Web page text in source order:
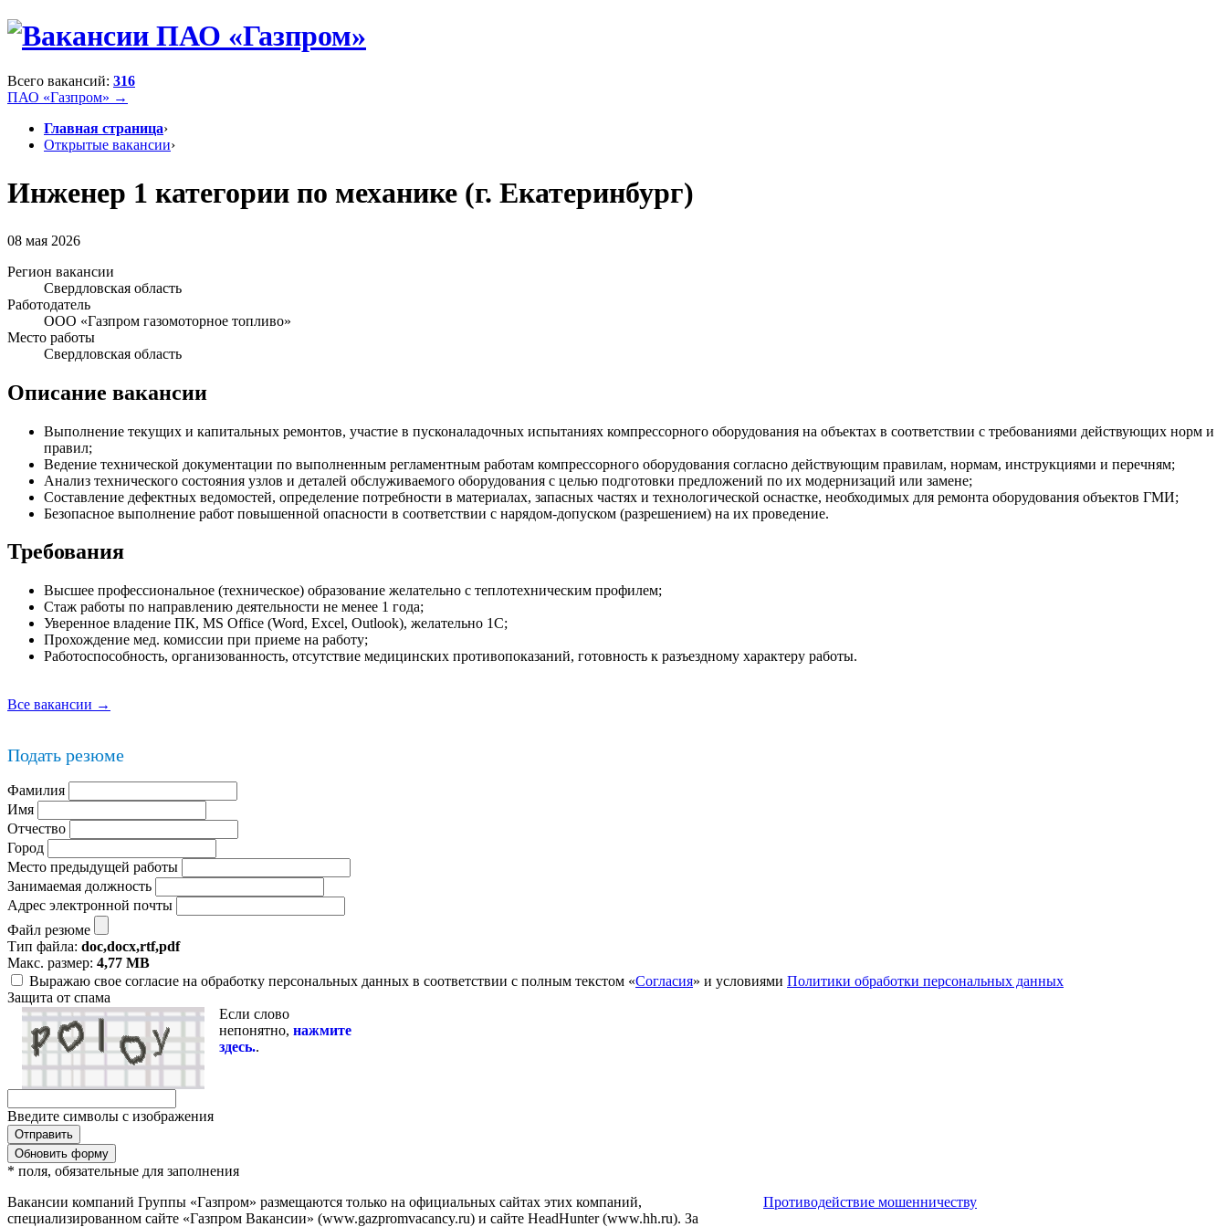
Всего вакансий: 316
ПАО «Газпром» →
Главная страница›
Открытые вакансии›
Инженер 1 категории по механике (г. Екатеринбург)
08 мая 2026
Регион вакансии
Свердловская область
Работодатель
ООО «Газпром газомоторное топливо»
Место работы
Свердловская область
Описание вакансии
Выполнение текущих и капитальных ремонтов, участие в пусконаладочных испытаниях компрессорного оборудования на объектах в соответствии с требованиями действующих норм и
правил;
Ведение технической документации по выполненным регламентным работам компрессорного оборудования согласно действующим правилам, нормам, инструкциями и перечням;
Анализ технического состояния узлов и деталей обслуживаемого оборудования с целью подготовки предложений по их модернизаций или замене;
Составление дефектных ведомостей, определение потребности в материалах, запасных частях и технологической оснастке, необходимых для ремонта оборудования объектов ГМИ;
Безопасное выполнение работ повышенной опасности в соответствии с нарядом-допуском (разрешением) на их проведение.
Требования
Высшее профессиональное (техническое) образование желательно с теплотехническим профилем;
Стаж работы по направлению деятельности не менее 1 года;
Уверенное владение ПК, MS Office (Word, Excel, Outlook), желательно 1С;
Прохождение мед. комиссии при приеме на работу;
Работоспособность, организованность, отсутствие медицинских противопоказаний, готовность к разъездному характеру работы.
Все вакансии →
Подать резюме
Фамилия
Имя
Отчество
Город
Место предыдущей работы
Занимаемая должность
Адрес электронной почты
Файл резюме
Тип файла: doc,docx,rtf,pdf
Макс. размер: 4,77 MB
Выражаю свое согласие на обработку персональных данных в соответствии с полным текстом «Согласия» и условиями Политики обработки персональных данных
Защита от спама
Если слово
непонятно, нажмите
здесь..
Введите символы с изображения
Обновить форму
* поля, обязательные для заполнения
Противодействие мошенничеству
Вакансии компаний Группы «Газпром» размещаются только на официальных сайтах этих компаний,
специализированном сайте «Газпром Вакансии» (www.gazpromvacancy.ru) и сайте HeadHunter (www.hh.ru). За